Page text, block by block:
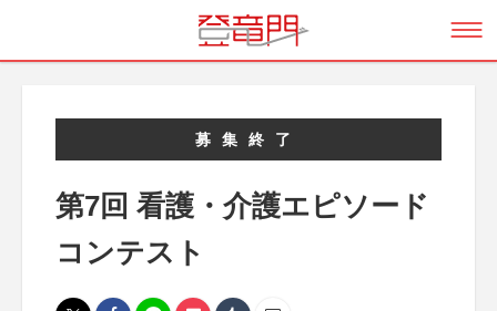
募集終了
第7回 看護・介護エピソード
コンテスト